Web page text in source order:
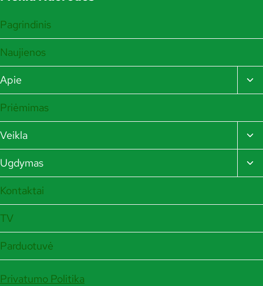
Pagrindinis
Naujienos
Apie
Priėmimas
Veikla
Ugdymas
Kontaktai
TV
Parduotuvė
Privatumo Politika